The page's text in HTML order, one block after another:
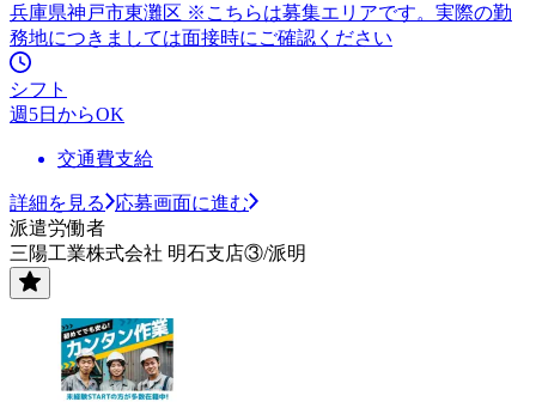
兵庫県神戸市東灘区 ※こちらは募集エリアです。実際の勤
務地につきましては面接時にご確認ください
シフト
週5日からOK
交通費支給
詳細を見る
応募画面に進む
派遣労働者
三陽工業株式会社 明石支店③/派明